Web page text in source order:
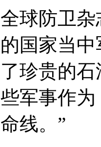
球防卫
国家当
珍贵的
军事作
线。”